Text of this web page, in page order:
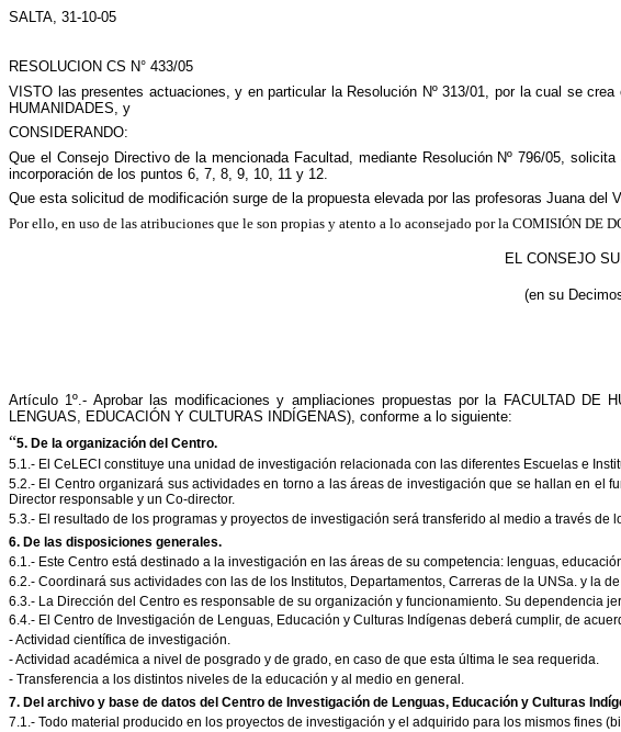
SALTA, 31-10-05
RESOLUCION CS N° 433/05
VISTO las presentes actuaciones, y en particular la Resolución Nº 313/01, por la cual se
HUMANIDADES, y
CONSIDERANDO:
Que el Consejo Directivo de la mencionada Facultad, mediante Resolución Nº 796/05,
incorporación de los puntos 6, 7, 8, 9, 10, 11 y 12.
Que esta solicitud de modificación surge de la propuesta elevada por las profesoras Juana
Por ello, en uso de las atribuciones que le son propias y atento a lo aconsejado por la COMISIÓN DE
EL CONSEJO
(en su
Artículo 1º.- Aprobar las modificaciones y ampliaciones propuestas por la FACULTAD
LENGUAS, EDUCACIÓN Y CULTURAS INDÍGENAS), conforme a lo siguiente:
“5. De la organización del Centro.
5.1.- El CeLECI constituye una unidad de investigación relacionada con las diferentes Escuelas e
5.2.- El Centro organizará sus actividades en torno a las áreas de investigación que se hallan en el
Director responsable y un Co-director.
5.3.- El resultado de los programas y proyectos de investigación será transferido al medio a través
6. De las disposiciones generales.
6.1.- Este Centro está destinado a la investigación en las áreas de su competencia: lenguas,
6.2.- Coordinará sus actividades con las de los Institutos, Departamentos, Carreras de la UNSa. y la
6.3.- La Dirección del Centro es responsable de su organización y funcionamiento. Su dependencia
6.4.- El Centro de Investigación de Lenguas, Educación y Culturas Indígenas deberá cumplir, de
- Actividad científica de investigación.
- Actividad académica a nivel de posgrado y de grado, en caso de que esta última le sea requerida.
- Transferencia a los distintos niveles de la educación y al medio en general.
7. Del archivo y base de datos del Centro de Investigación de Lenguas, Educación y Culturas
7.1.- Todo material producido en los proyectos de investigación y el adquirido para los mismos fines